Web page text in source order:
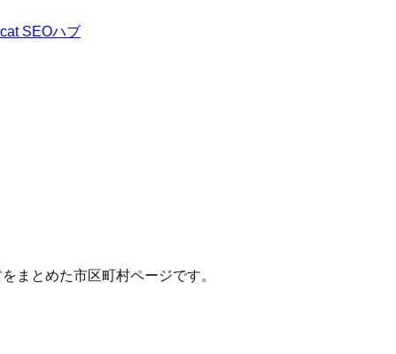
SEOハブ
まとめた市区町村ページです。